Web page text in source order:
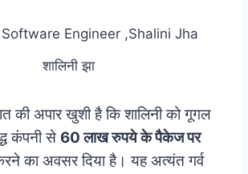
शालिनी झा
की अपार खुशी है कि शालिनी को गूगल
कंपनी से 60 लाख रुपये के पैकेज पर
का अवसर दिया है। यह अत्यंत गर्व